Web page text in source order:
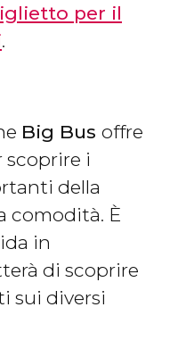
per il
.
Big Bus offre
scoprire i
della
comodità. È
in
di scoprire
sui diversi